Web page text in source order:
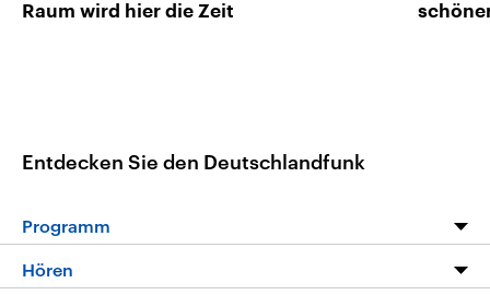
Raum wird hier die Zeit
Entdecken Sie den Deutschlandfunk
Programm
Hören